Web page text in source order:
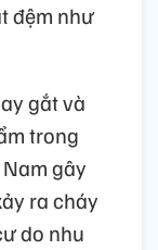
đệm như
gắt và
trong
gây
ra cháy
do nhu